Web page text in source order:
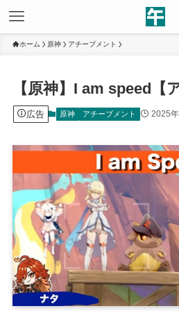
ホーム 原神 アチーブメント
【原神】I am speed【
広告 原神 アチーブメント 2025